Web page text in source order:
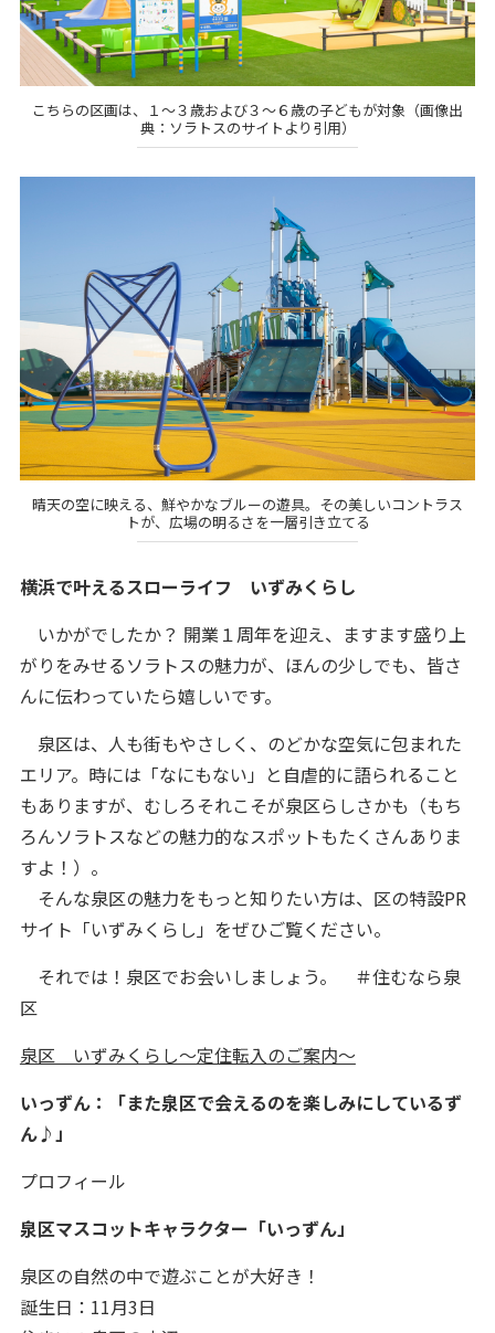
こちらの区画は、１～３歳および３～６歳の子どもが対象（画像出
典：ソラトスのサイトより引用）
晴天の空に映える、鮮やかなブルーの遊具。その美しいコントラス
トが、広場の明るさを一層引き立てる
横浜で叶えるスローライフ いずみくらし
いかがでしたか？ 開業１周年を迎え、ますます盛り上
がりをみせるソラトスの魅力が、ほんの少しでも、皆さ
んに伝わっていたら嬉しいです。
泉区は、人も街もやさしく、のどかな空気に包まれた
エリア。時には「なにもない」と自虐的に語られること
もありますが、むしろそれこそが泉区らしさかも（もち
ろんソラトスなどの魅力的なスポットもたくさんありま
すよ！）。
そんな泉区の魅力をもっと知りたい方は、区の特設PR
サイト「いずみくらし」をぜひご覧ください。
それでは！泉区でお会いしましょう。 ＃住むなら泉
区
泉区 いずみくらし～定住転入のご案内～
いっずん：「また泉区で会えるのを楽しみにしているず
ん♪」
プロフィール
泉区マスコットキャラクター「いっずん」
泉区の自然の中で遊ぶことが大好き！
誕生日：11月3日